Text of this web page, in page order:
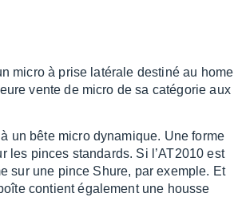
micro à prise laté­rale destiné au home
vente de micro de sa caté­go­rie aux
un bête micro dyna­mique. Une forme
les pinces stan­dards. Si l’AT2010 est
sur une pince Shure, par exemple. Et
contient égale­ment une housse